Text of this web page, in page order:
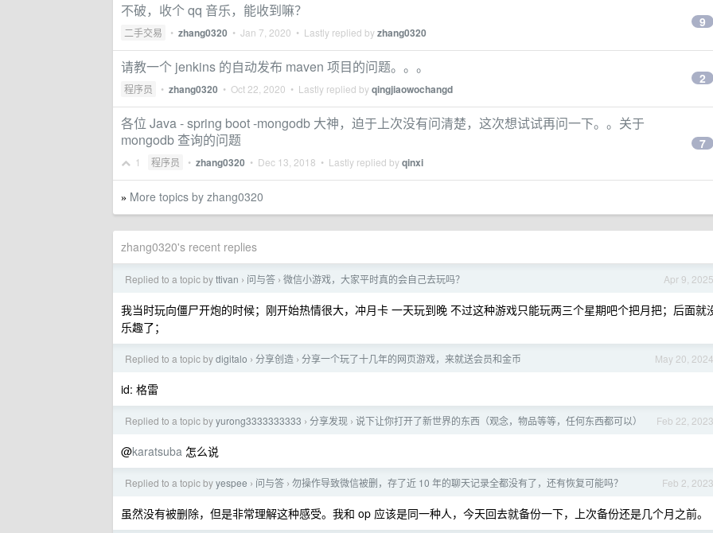
不破，收个 qq 音乐，能收到嘛？
二手交易 • zhang0320 • Jan 7, 2020 • Lastly replied byzhang0320
9
请教一个 jenkins 的自动发布 maven 项目的问题。。。
程序员 • zhang0320 • Oct 22, 2020 • Lastly replied byqingjiaowochangd
2
各位 Java - spring boot -mongodb 大神，迫于上次没有问清楚，这次想试试再问一下。。关于
mongodb 查询的问题
1 程序员 • zhang0320 • Dec 13, 2018 • Lastly replied byqinxi
7
» More topics by zhang0320
zhang0320's recent replies
Apr 9, 2025
Replied to a topic byttivan › 问与答 › 微信小游戏，大家平时真的会自己去玩吗？
我当时玩向僵尸开炮的时候；刚开始热情很大，冲月卡 一天玩到晚 不过这种游戏只能玩两三个星期吧个把月把；后面就
乐趣了；
May 20, 2024
Replied to a topic bydigitalo › 分享创造 › 分享一个玩了十几年的网页游戏，来就送会员和金币
id: 格雷
Feb 22, 2023
Replied to a topic byyurong3333333333 › 分享发现 › 说下让你打开了新世界的东西（观念，物品等等，任何东西都可以）
@karatsuba 怎么说
Feb 2, 2023
Replied to a topic byyespee › 问与答 › 勿操作导致微信被删，存了近 10 年的聊天记录全都没有了，还有恢复可能吗？
虽然没有被删除，但是非常理解这种感受。我和 op 应该是同一种人，今天回去就备份一下，上次备份还是几个月之前。